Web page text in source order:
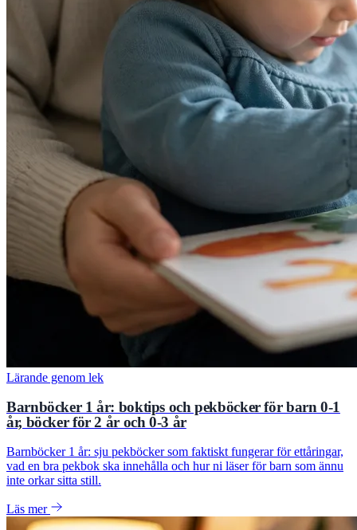
Lärande genom lek
Barnböcker 1 år: boktips och pekböcker för barn 0-1
år, böcker för 2 år och 0-3 år
Barnböcker 1 år: sju pekböcker som faktiskt fungerar för ettåringar,
vad en bra pekbok ska innehålla och hur ni läser för barn som ännu
inte orkar sitta still.
Läs mer